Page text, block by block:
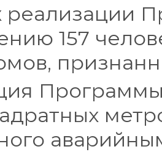
реализации
157